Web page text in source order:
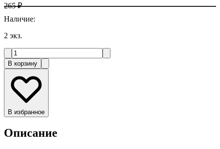
265 ₽
Наличие:
2 экз.
В корзину
В избранное
Описание